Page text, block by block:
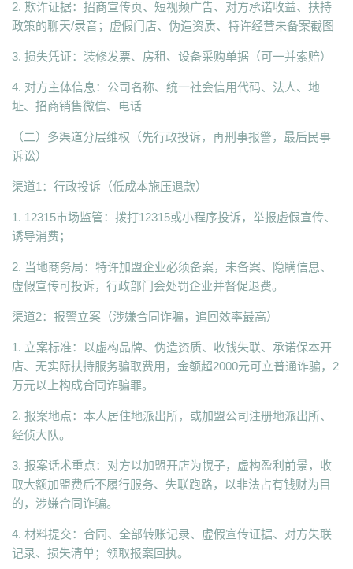
2. 欺诈证据：招商宣传页、短视频广告、对方承诺收益、扶持
政策的聊天/录音；虚假门店、伪造资质、特许经营未备案截图
3. 损失凭证：装修发票、房租、设备采购单据（可一并索赔）
4. 对方主体信息：公司名称、统一社会信用代码、法人、地
址、招商销售微信、电话
（二）多渠道分层维权（先行政投诉，再刑事报警，最后民事
诉讼）
渠道1：行政投诉（低成本施压退款）
1. 12315市场监管：拨打12315或小程序投诉，举报虚假宣传、
诱导消费；
2. 当地商务局：特许加盟企业必须备案，未备案、隐瞒信息、
虚假宣传可投诉，行政部门会处罚企业并督促退费。
渠道2：报警立案（涉嫌合同诈骗，追回效率最高）
1. 立案标准：以虚构品牌、伪造资质、收钱失联、承诺保本开
店、无实际扶持服务骗取费用，金额超2000元可立普通诈骗，2
万元以上构成合同诈骗罪。
2. 报案地点：本人居住地派出所，或加盟公司注册地派出所、
经侦大队。
3. 报案话术重点：对方以加盟开店为幌子，虚构盈利前景，收
取大额加盟费后不履行服务、失联跑路，以非法占有钱财为目
的，涉嫌合同诈骗。
4. 材料提交：合同、全部转账记录、虚假宣传证据、对方失联
记录、损失清单；领取报案回执。